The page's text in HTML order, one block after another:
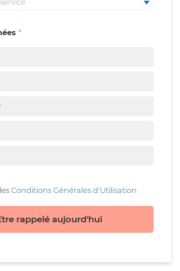
Conditions Générales d'Utilisation
rappelé aujourd'hui